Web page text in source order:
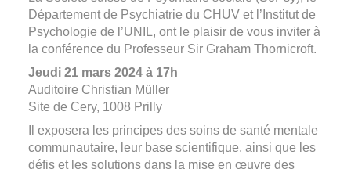
Département de Psychiatrie du CHUV et l’Institut de
Psychologie de l’UNIL, ont le plaisir de vous inviter à
la conférence du Professeur Sir Graham Thornicroft.
Jeudi 21 mars 2024 à 17h
Auditoire Christian Müller
Site de Cery, 1008 Prilly
Il exposera les principes des soins de santé mentale
communautaire, leur base scientifique, ainsi que les
défis et les solutions dans la mise en œuvre des